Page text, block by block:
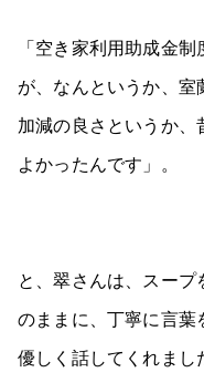
「空き家利用助成金
が、なんというか、
加減の良さというか
よかったんです」。
と、翠さんは、スー
のままに、丁寧に言葉
優しく話してくれまし